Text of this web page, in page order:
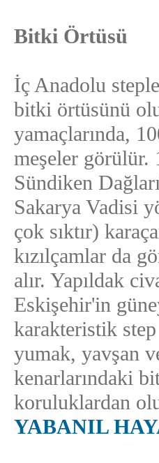
Bitki Örtüsü
İç Anadolu
bitki örtüsünü
yamaçlarında,
meşeler görülür.
Sündiken
Sakarya Vadisi
çok sıktır)
kızılçamlar da
alır. Yapıldak
Eskişehir'in
karakteristik
yumak, yavşan
kenarlarındaki
koruluklardan
YABANIL